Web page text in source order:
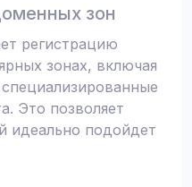
зон
регистрацию
зонах, включая
Это позволяет
идеально подойдет